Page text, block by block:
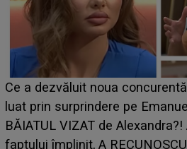
concurentă din "Casa Iubirii" l-a
pe Emanuel. CINE ESTE
Aflându-se în fața
IMEDIAT: "Am